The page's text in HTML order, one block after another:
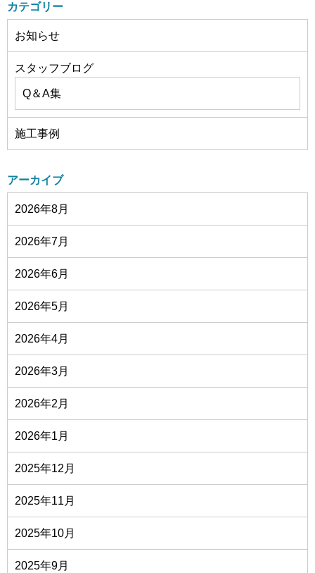
カテゴリー
お知らせ
スタッフブログ
Q＆A集
施工事例
アーカイブ
2026年8月
2026年7月
2026年6月
2026年5月
2026年4月
2026年3月
2026年2月
2026年1月
2025年12月
2025年11月
2025年10月
2025年9月